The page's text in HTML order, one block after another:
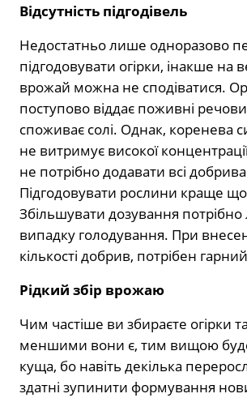
Відсутність підгодівель
Недостатньо лише одноразово
підгодовувати огірки, інакше на
врожай можна не сподіватися.
поступово віддає поживні
споживає солі. Однак, коренева
не витримує високої
не потрібно додавати всі
Підгодовувати рослини краще
Збільшувати дозування
випадку голодування. При
кількості добрив, потрібен
Рідкий збір врожаю
Чим частіше ви збираєте огірки
меншими вони є, тим вищою
куща, бо навіть декілька
здатні зупинити формування